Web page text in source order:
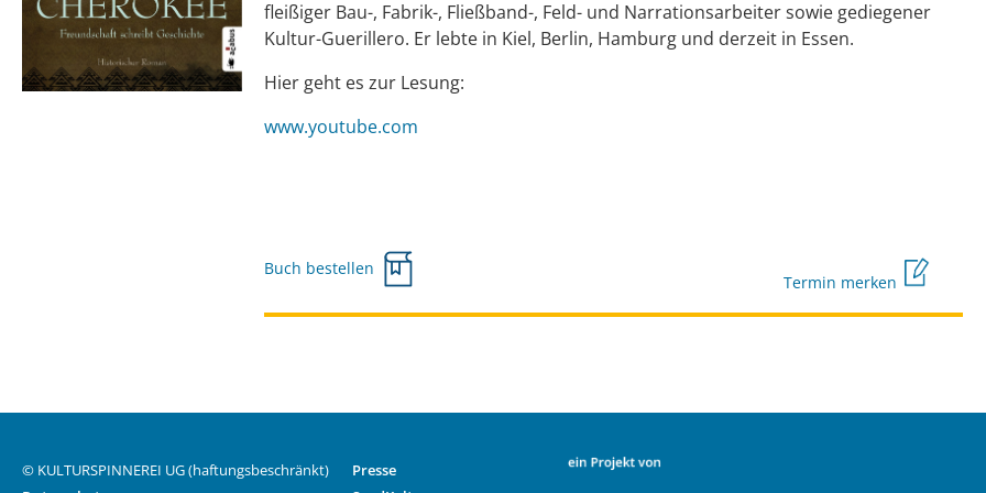
fleißiger Bau-, Fabrik-, Fließband-, Feld- und Narrationsarbeiter sowie gediegener
Kultur-Guerillero. Er lebte in Kiel, Berlin, Hamburg und derzeit in Essen.
Hier geht es zur Lesung:
www.youtube.com
Buch bestellen
Termin merken
© KULTURSPINNEREI UG (haftungsbeschränkt)
Presse